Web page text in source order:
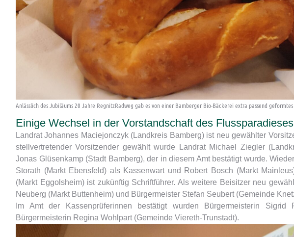
Anlässlich des Jubiläums 20 Jahre RegnitzRadweg gab es von einer Bamberger Bio-Bäckerei extra passend
Einige Wechsel in der Vorstandschaft des
Landrat Johannes Maciejonczyk (Landkreis Bamberg) ist neu gewählter
stellvertretender Vorsitzender gewählt wurde Landrat Michael Ziegler
Jonas Glüsenkamp (Stadt Bamberg), der in diesem Amt bestätigt wurde.
Storath (Markt Ebensfeld) als Kassenwart und Robert Bosch (Markt
(Markt Eggolsheim) ist zukünftig Schriftführer. Als weitere Beisitzer neu
Neuberg (Markt Buttenheim) und Bürgermeister Stefan Seubert (Gemeinde
Im Amt der Kassenprüferinnen bestätigt wurden Bürgermeisterin Sigrid
Bürgermeisterin Regina Wohlpart (Gemeinde Viereth-Trunstadt).